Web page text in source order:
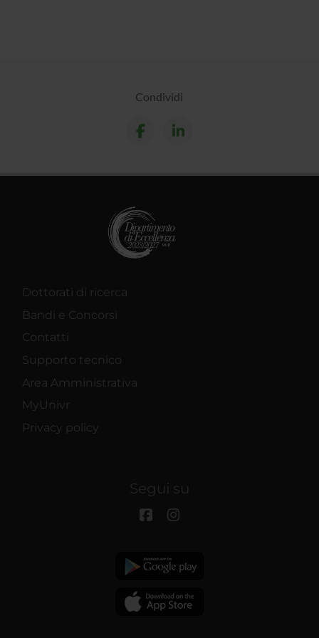
Condividi
Dottorati di ricerca
Bandi e Concorsi
Contatti
Supporto tecnico
Area Amministrativa
MyUnivr
Privacy policy
Segui su